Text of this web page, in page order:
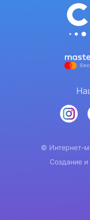
© Интернет-
Создание